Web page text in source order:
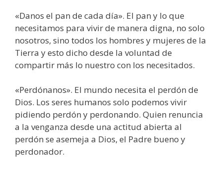
«Danos el pan de cada día». El pan y lo que
necesitamos para vivir de manera digna, no solo
nosotros, sino todos los hombres y mujeres de la
Tierra y esto dicho desde la voluntad de
compar­tir más lo nuestro con los necesitados.
«Perdónanos». El mundo necesita el perdón de
Dios. Los seres humanos solo podemos vivir
pidiendo perdón y perdonando. Quien renuncia
a la venganza desde una actitud abierta al
perdón se asemeja a Dios, el Padre bueno y
perdonador.